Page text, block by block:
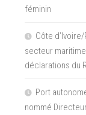
féminin
Côte
secteur
déclarations du
Port
nommé